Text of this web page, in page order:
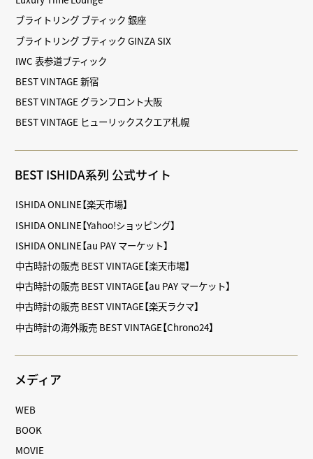
ブライトリング ブティック 銀座
ブライトリング ブティック GINZA SIX
IWC 表参道ブティック
BEST VINTAGE 新宿
BEST VINTAGE グランフロント大阪
BEST VINTAGE ヒューリックスクエア札幌
BEST ISHIDA系列 公式サイト
ISHIDA ONLINE【楽天市場】
ISHIDA ONLINE【Yahoo!ショッピング】
ISHIDA ONLINE【au PAY マーケット】
中古時計の販売 BEST VINTAGE【楽天市場】
中古時計の販売 BEST VINTAGE【au PAY マーケット】
中古時計の販売 BEST VINTAGE【楽天ラクマ】
中古時計の海外販売 BEST VINTAGE【Chrono24】
メディア
WEB
BOOK
MOVIE